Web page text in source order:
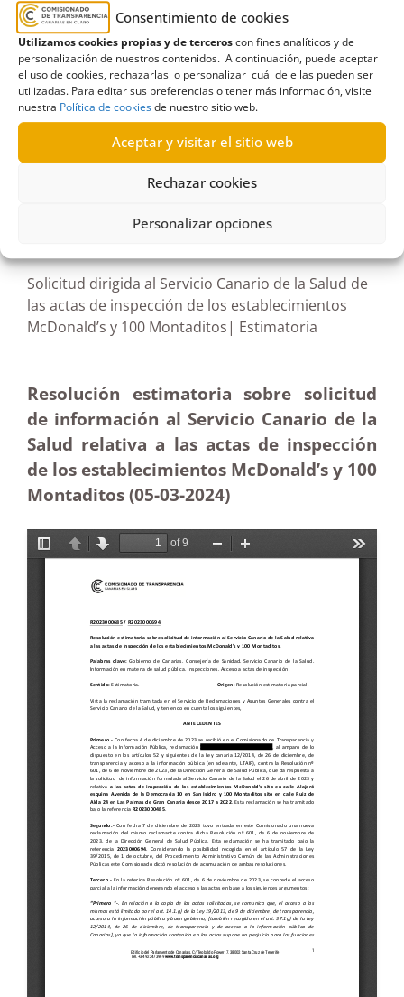
Consentimiento de cookies
Utilizamos cookies propias y de terceroscon fines analíticos y de
personalización de nuestros contenidos. A continuación, puede aceptar
el uso de cookies, rechazarlas o personalizar cuál de ellas pueden ser
utilizadas. Para editar sus preferencias o tener más información, visite
nuestra Política de cookiesde nuestro sitio web.
Aceptar y visitar el sitio web
Rechazar cookies
Personalizar opciones
Educación,establecimiento,farmacia,Formación
profesional,Gobierno de Canarias,Inadmisión,
intrusismo, irregularidades,Las Palmas de Gran
Canaria,religión
Solicitud dirigida al Servicio Canario de la Salud de
las actas de inspección de los establecimientos
McDonald’s y 100 Montaditos| Estimatoria
Resolución estimatoria sobre solicitud
de información al Servicio Canario de la
Salud relativa a las actas de inspección
de los establecimientos McDonald’s y 100
Montaditos (05-03-2024)